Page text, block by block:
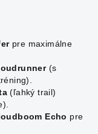
pre maximálne
(s
(ľahký trail)
Echo pre